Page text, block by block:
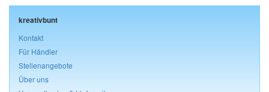
kreativbunt
Kontakt
Für Händler
Stellenangebote
Über uns